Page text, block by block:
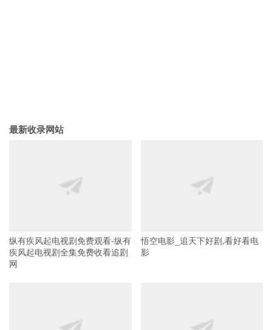
最新收录网站
纵有疾风起电视剧免费观看-纵有
疾风起电视剧全集免费收看追剧
网
悟空电影_追天下好剧,看好看电
影